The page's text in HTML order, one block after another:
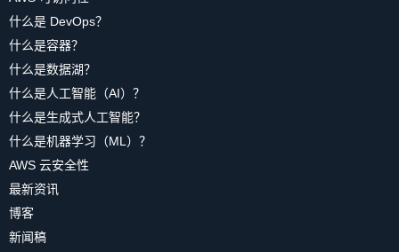
什么是 DevOps？
什么是容器？
什么是数据湖？
什么是人工智能（AI）？
什么是生成式人工智能？
什么是机器学习（ML）？
AWS 云安全性
最新资讯
博客
新闻稿